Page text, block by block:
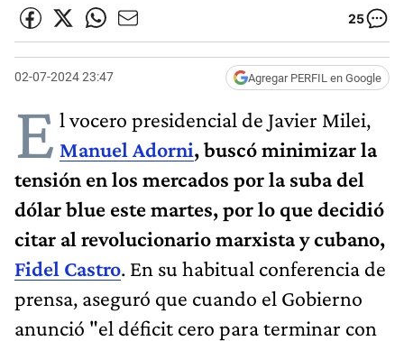
25
02-07-2024 23:47 Agregar PERFIL en Google
E l vocero presidencial de Javier Milei,
Manuel Adorni, buscó minimizar la
tensión en los mercados por la suba del
dólar blue este martes, por lo que decidió
citar al revolucionario marxista y cubano,
Fidel Castro. En su habitual conferencia de
prensa, aseguró que cuando el Gobierno
anunció "el déficit cero para terminar con